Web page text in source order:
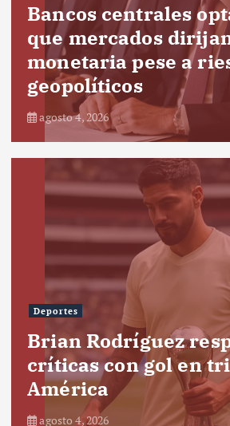
Bancos centrales
que mercados
monetaria pese a
geopolíticos
agosto 4, 2026
Deportes
Brian Rodríguez
críticas con gol en
América
agosto 4, 2026